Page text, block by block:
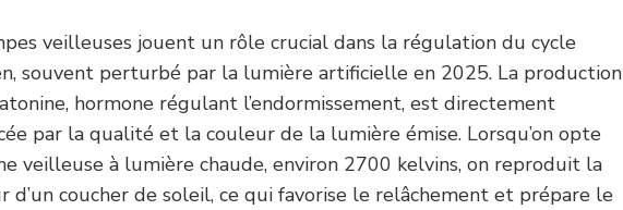
veilleuses jouent un rôle crucial dans la régulation du cycle
souvent perturbé par la lumière artificielle en 2025. La production
hormone régulant l’endormissement, est directement
par la qualité et la couleur de la lumière émise. Lorsqu’on opte
veilleuse à lumière chaude, environ 2700 kelvins, on reproduit la
d’un coucher de soleil, ce qui favorise le relâchement et prépare le